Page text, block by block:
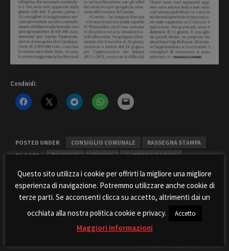
Condividi:
POSTED UNDER CONSIGLIO COMUNALE
RASSEGNA STAMPA
TAGGED
BILANCIO COMISO GAETANO GAGLIO
PostRinviata di un giorno
approvazione bilanci
Primi provvedimenti
nell’interesse delle imprese
creditrici dell’Ente
Questo sito utilizza i cookie per offrirti la migliore una migliore
esperienza di navigazione. Potremmo utilizzare anche cookie di
terze parti. Se acconsenti clicca su accetto, altrimenti dai un
occhiata alla nostra politica cookie e privacy.
Accetto
Maggiori Informazioni